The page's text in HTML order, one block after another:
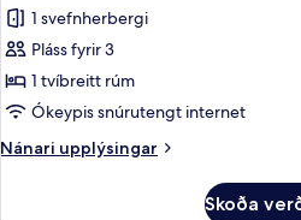
fyrir
Premier-
svíta
-
tvíbreitt
1 svefnherbergi
Pláss fyrir 3
1 tvíbreitt rúm
Ókeypis snúrutengt internet
Nánari upplýsingar
Nánari
Skoða